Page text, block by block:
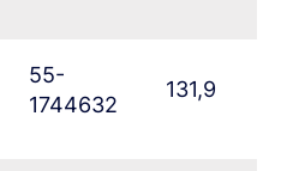
55-
1744632
131,9